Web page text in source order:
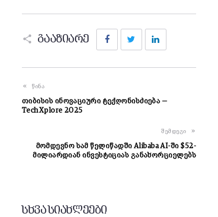
გააზიარე
FacebookTwitter
წინა
თიბისის ინოვაციური ტექღონისძიება —
TechXplore 2025
შემდეგი
მომდევნო სამ წელიწადში Alibaba AI-ში $52-
მილიარდიან ინვესტიციას განახორციელებს
სხვა სიახლეები